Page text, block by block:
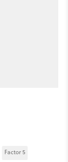
Factor 5